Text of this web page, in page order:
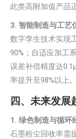
此类高附加值产品
3. 智能制造与工艺
数字孪生技术实现
90%；自适应加工
误差补偿精度达
率提升至98%以上。
四、未来发展
1. 绿色制造与循环
石墨粉尘回收率需